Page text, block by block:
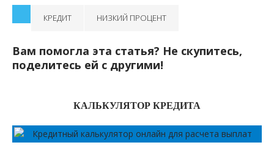
КРЕДИТ НИЗКИЙ ПРОЦЕНТ
Вам помогла эта статья? Не скупитесь,
поделитесь ей с другими!
КАЛЬКУЛЯТОР КРЕДИТА